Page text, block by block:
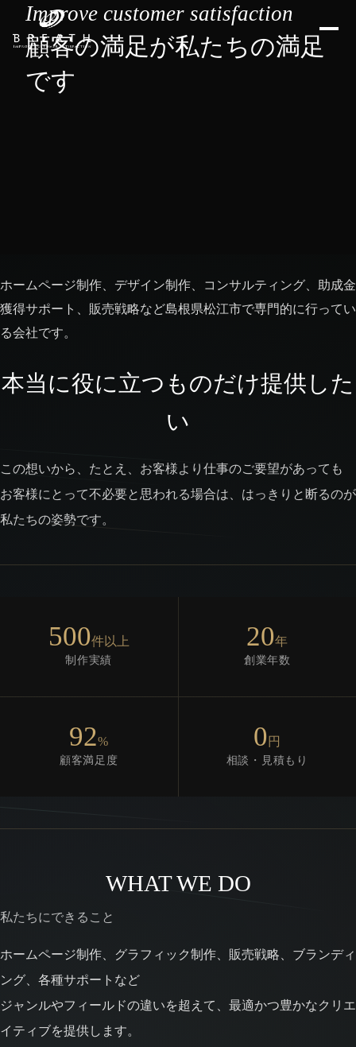
Improve customer satisfaction
顧客の満足が私たちの満足
です
ホームページ制作、デザイン制作、コンサルティング、助成金
獲得サポート、販売戦略など島根県松江市で専門的に行ってい
る会社です。
本当に役に立つものだけ提供した
い
この想いから、たとえ、お客様より仕事のご要望があっても
お客様にとって不必要と思われる場合は、はっきりと断るのが
私たちの姿勢です。
500件以上
制作実績
20年
創業年数
92%
顧客満足度
0 円
相談・見積もり
WHAT WE DO
私たちにできること
ホームページ制作、グラフィック制作、販売戦略、ブランディ
ング、各種サポートなど
ジャンルやフィールドの違いを超えて、最適かつ豊かなクリエ
イティブを提供します。